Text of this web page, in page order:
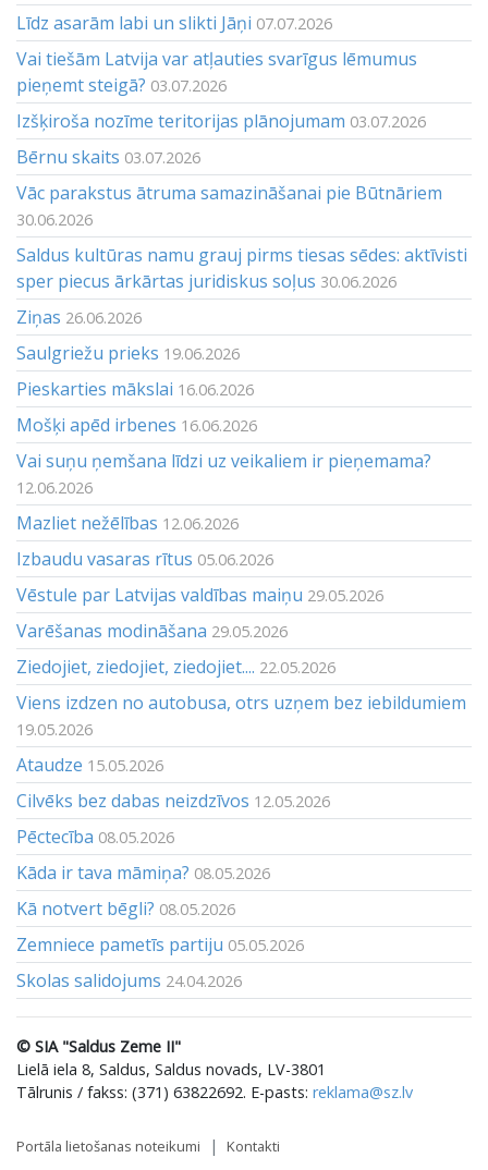
Līdz asarām labi un slikti Jāņi 07.07.2026
Vai tiešām Latvija var atļauties svarīgus lēmumus
pieņemt steigā? 03.07.2026
Izšķiroša nozīme teritorijas plānojumam 03.07.2026
Bērnu skaits 03.07.2026
Vāc parakstus ātruma samazināšanai pie Būtnāriem
30.06.2026
Saldus kultūras namu grauj pirms tiesas sēdes: aktīvisti
sper piecus ārkārtas juridiskus soļus 30.06.2026
Ziņas 26.06.2026
Saulgriežu prieks 19.06.2026
Pieskarties mākslai 16.06.2026
Mošķi apēd irbenes 16.06.2026
Vai suņu ņemšana līdzi uz veikaliem ir pieņemama?
12.06.2026
Mazliet nežēlības 12.06.2026
Izbaudu vasaras rītus 05.06.2026
Vēstule par Latvijas valdības maiņu 29.05.2026
Varēšanas modināšana 29.05.2026
Ziedojiet, ziedojiet, ziedojiet.... 22.05.2026
Viens izdzen no autobusa, otrs uzņem bez iebildumiem
19.05.2026
Ataudze 15.05.2026
Cilvēks bez dabas neizdzīvos 12.05.2026
Pēctecība 08.05.2026
Kāda ir tava māmiņa? 08.05.2026
Kā notvert bēgli? 08.05.2026
Zemniece pametīs partiju 05.05.2026
Skolas salidojums 24.04.2026
© SIA "Saldus Zeme II"
Lielā iela 8, Saldus, Saldus novads, LV-3801
Tālrunis / fakss: (371) 63822692. E-pasts: reklama@sz.lv
Portāla lietošanas noteikumi Kontakti